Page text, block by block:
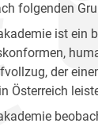
folgenden
ist ein
der
Österreich